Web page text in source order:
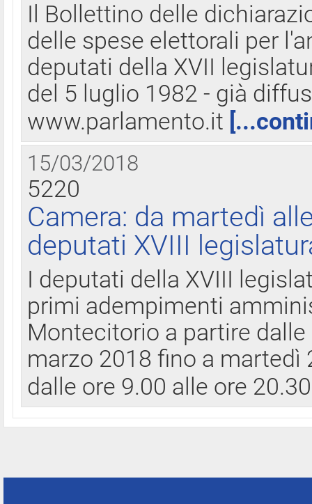
Il Bollettino delle
delle spese elettorali per
deputati della XVII
del 5 luglio 1982 - già
www.parlamento.it
15/03/2018
5220
Camera: da martedì
deputati XVIII
I deputati della XVIII
primi adempimenti
Montecitorio a partire
marzo 2018 fino a
dalle ore 9.00 alle ore